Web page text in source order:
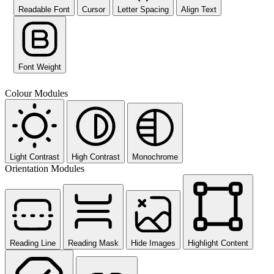
Readable Font Cursor Letter Spacing Align Text
Font Weight
Colour Modules
Light Contrast High Contrast Monochrome
Orientation Modules
Reading Line Reading Mask Hide Images Highlight Content